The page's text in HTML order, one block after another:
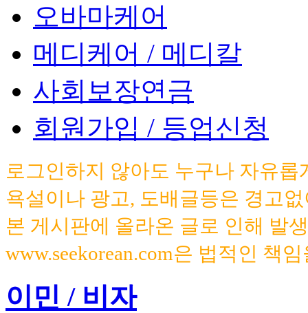
오바마케어
메디케어 / 메디칼
사회보장연금
회원가입 / 등업신청
로그인하지 않아도 누구나 자유
욕설이나 광고, 도배글등은 경고
본 게시판에 올라온 글로 인해 발
www.seekorean.com은 법적인 책
이민 / 비자